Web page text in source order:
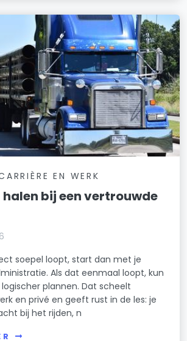
EN WERK
halen bij een vertrouwde
soepel loopt, start dan met je
Als dat eenmaal loopt, kun
plannen. Dat scheelt
en privé en geeft rust in de les: je
bij het rijden, n